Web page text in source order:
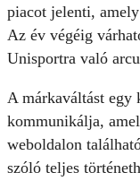
piacot jelenti, amely
Az év végéig
Unisportra való
A márkaváltást egy
kommunikálja,
weboldalon
szóló teljes